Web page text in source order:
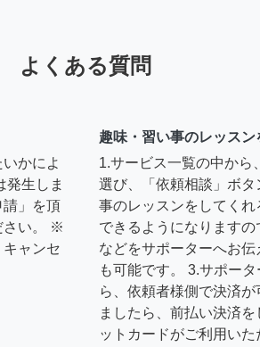
よくある質問
かによ
発生しま
請」を頂
さい。 ※
ャンセ
趣味・習い事のレッスン
1.サービス一覧の中から
選び、「依頼相談」ボ
事のレッスンをしてく
できるようになります
などをサポーターへお
も可能です。 3.サポー
ら、依頼者様側で決済
ましたら、前払い決済
ットカードがご利用い